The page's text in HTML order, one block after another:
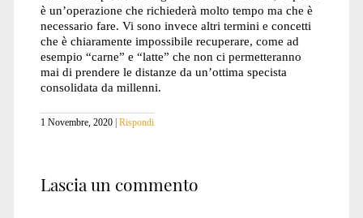
è un’operazione che richiederà molto tempo ma che è
necessario fare. Vi sono invece altri termini e concetti
che è chiaramente impossibile recuperare, come ad
esempio “carne” e “latte” che non ci permetteranno
mai di prendere le distanze da un’ottima specista
consolidata da millenni.
1 Novembre, 2020 Rispondi
Lascia un commento